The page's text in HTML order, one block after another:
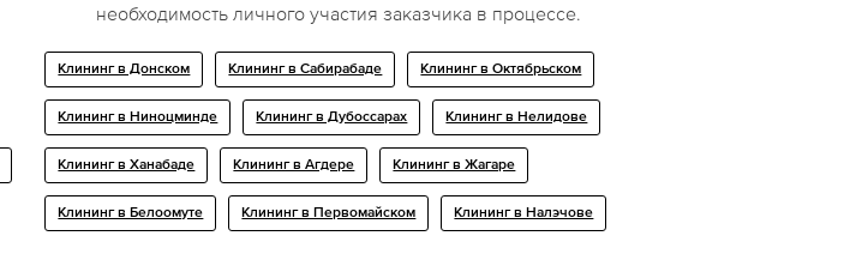
необходимость личного участия заказчика в процессе.
Клининг в Донском Клининг в Сабирабаде Клининг в Октябрьском
Клининг в Ниноцминде Клининг в Дубоссарах Клининг в Нелидове
Клининг в Ханабаде Клининг в Агдере Клининг в Жагаре
Клининг в Белоомуте Клининг в Первомайском Клининг в Нaлэчoве